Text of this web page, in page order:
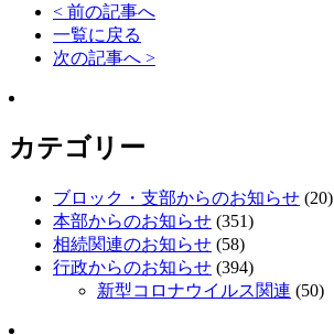
< 前の記事へ
一覧に戻る
次の記事へ >
カテゴリー
ブロック・支部からのお知らせ (20)
本部からのお知らせ (351)
相続関連のお知らせ (58)
行政からのお知らせ (394)
新型コロナウイルス関連 (50)